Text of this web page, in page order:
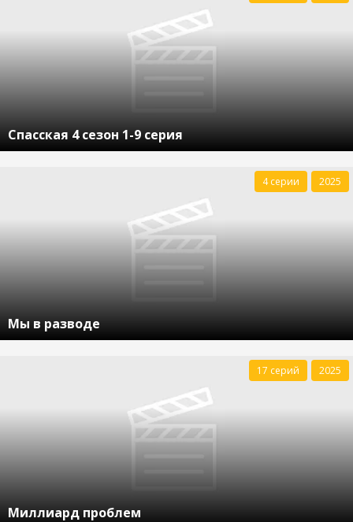
Спасская 4 сезон 1-9 серия
Мы в разводе
4 серии 2025
Миллиард проблем
17 серий 2025